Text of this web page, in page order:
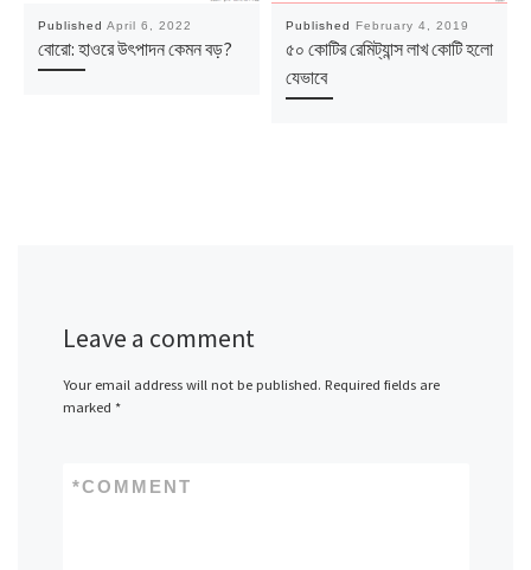
Published April 6, 2022
বোরো: হাওরে উৎপাদন কেমন বড়?
Published February 4, 2019
৫০ কোটির রেমিট্যান্স লাখ কোটি হলো
যেভাবে
Leave a comment
Your email address will not be published. Required fields are
marked *
COMMENT
*